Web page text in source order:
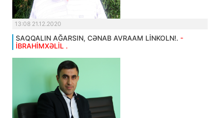
13:08 21.12.2020
SAQQALIN AĞARSIN, CƏNAB AVRAAM LİNKOLN!. -
İBRAHİMXƏLİL .